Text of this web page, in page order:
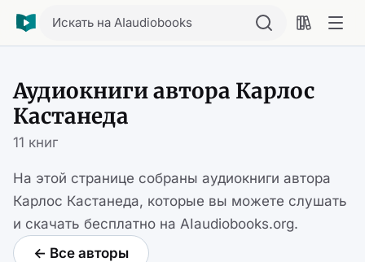
Искать на AIaudiobooks
Аудиокниги автора Карлос
Кастанеда
11 книг
На этой странице собраны аудиокниги автора
Карлос Кастанеда, которые вы можете слушать
и скачать бесплатно на AIaudiobooks.org.
← Все авторы